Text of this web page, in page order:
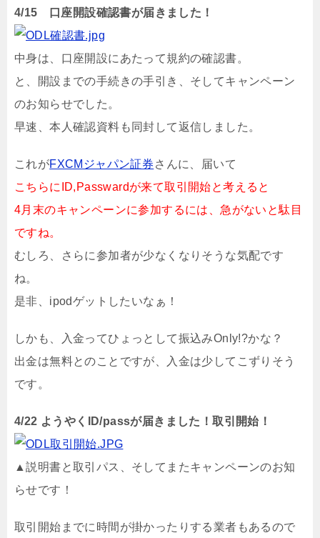
4/15 口座開設確認書が届きました！
中身は、口座開設にあたって規約の確認書。
と、開設までの手続きの手引き、そしてキャンペーン
のお知らせでした。
早速、本人確認資料も同封して返信しました。
これがFXCMジャパン証券 さんに、届いて
こちらにID,Passwardが来て取引開始と考えると
4月末のキャンペーンに参加するには、急がないと駄目
ですね。
むしろ、さらに参加者が少なくなりそうな気配です
ね。
是非、ipodゲットしたいなぁ！
しかも、入金ってひょっとして振込みOnly!?かな？
出金は無料とのことですが、入金は少してこずりそう
です。
4/22 ようやくID/passが届きました！取引開始！
▲説明書と取引パス、そしてまたキャンペーンのお知
らせです！
取引開始までに時間が掛かったりする業者もあるので